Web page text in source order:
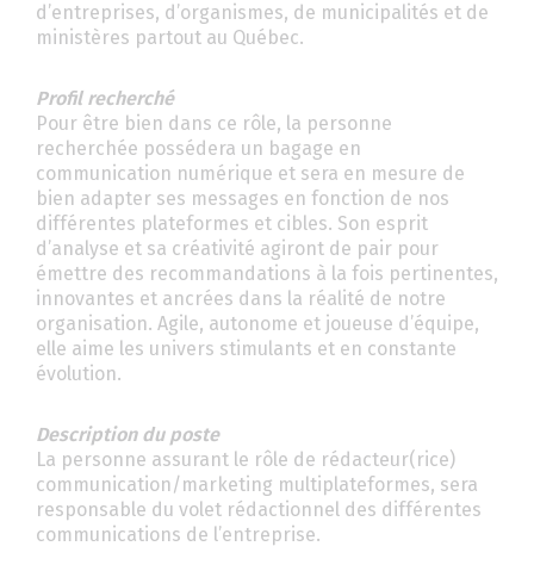
d’entreprises, d’organismes, de municipalités et de
ministères partout au Québec.
Profil recherché
Pour être bien dans ce rôle, la personne
recherchée possédera un bagage en
communication numérique et sera en mesure de
bien adapter ses messages en fonction de nos
différentes plateformes et cibles. Son esprit
d’analyse et sa créativité agiront de pair pour
émettre des recommandations à la fois pertinentes,
innovantes et ancrées dans la réalité de notre
organisation. Agile, autonome et joueuse d’équipe,
elle aime les univers stimulants et en constante
évolution.
Description du poste
La personne assurant le rôle de rédacteur(rice)
communication/marketing multiplateformes, sera
responsable du volet rédactionnel des différentes
communications de l’entreprise.